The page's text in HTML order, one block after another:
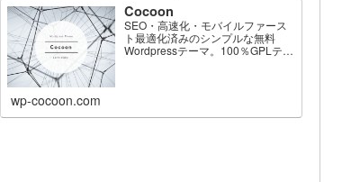
Cocoon
SEO・高速化・モバイルファース
ト最適化済みのシンプルな無料
Wordpressテーマ。100％GPLテー
wp-cocoon.com